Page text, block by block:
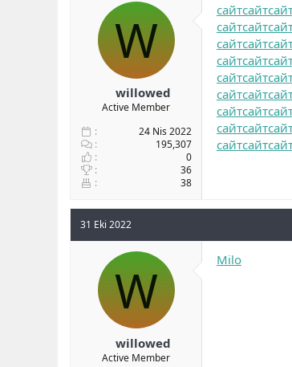
W
willowed
Active Member
24 Nis 2022
195,307
0
36
38
сайтсайт
сайтсайт
сайтсайт
сайтсайт
сайтсайт
сайтсайт
сайтсайт
сайтсайт
сайтсайт
31 Eki 2022
W
willowed
Active Member
Milo